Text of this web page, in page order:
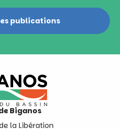
publications
Biganos
la Libération